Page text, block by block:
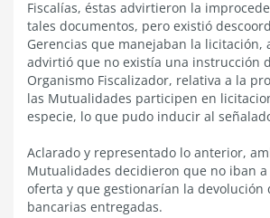
Fiscalías, éstas advirtieron la
tales documentos, pero existió
Gerencias que manejaban la licitación,
advirtió que no existía una instrucción
Organismo Fiscalizador, relativa a la
las Mutualidades participen en
especie, lo que pudo inducir al
Aclarado y representado lo anterior,
Mutualidades decidieron que no iban
oferta y que gestionarían la devolución
bancarias entregadas.